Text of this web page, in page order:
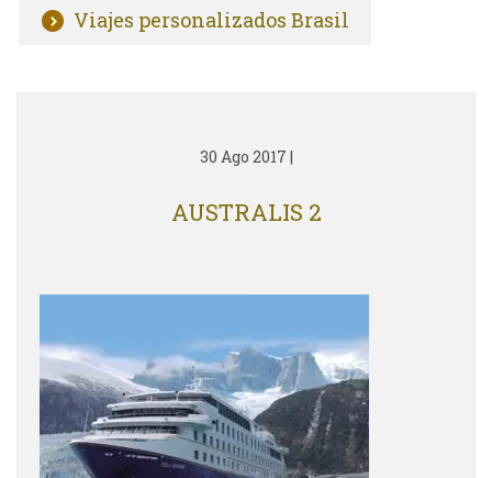
Viajes personalizados Brasil
30 Ago 2017 |
AUSTRALIS 2